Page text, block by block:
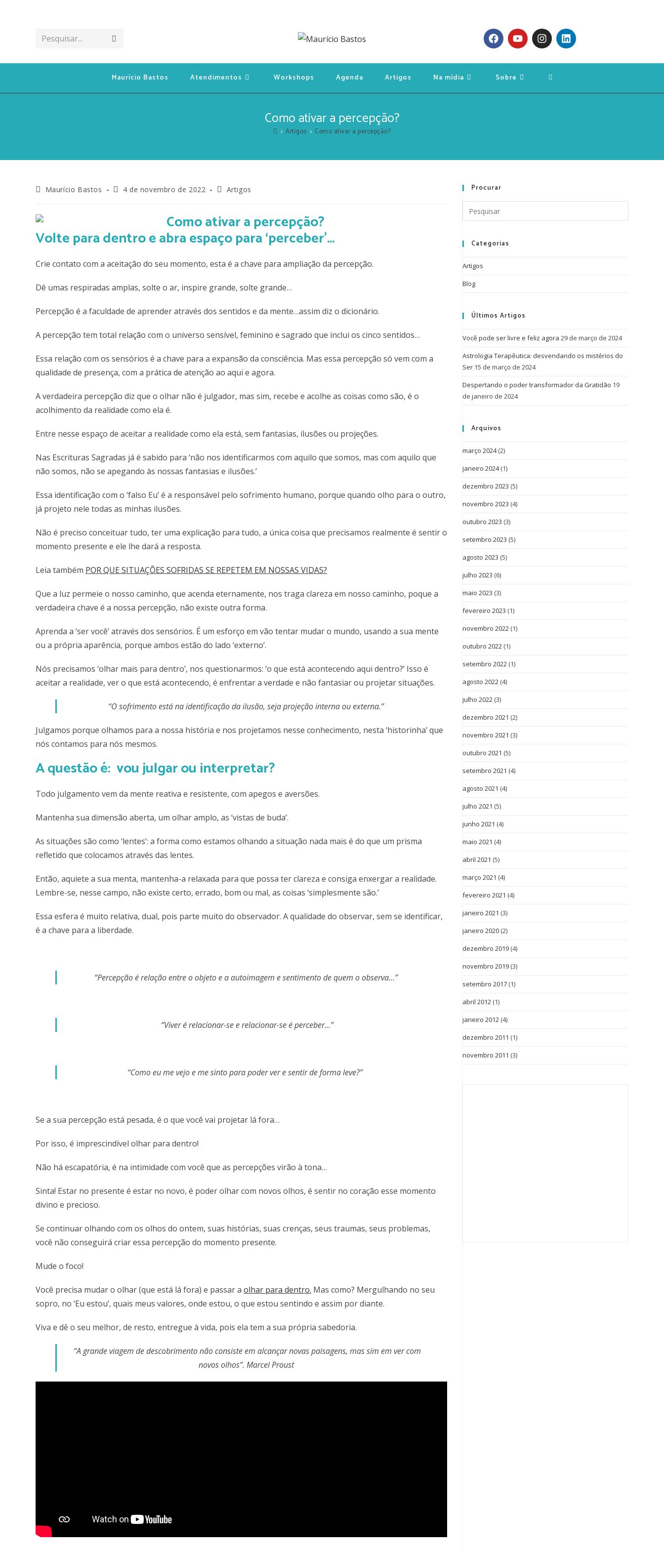
Pesquisar...
Maurício Bastos Atendimentos Workshops Agenda Artigos Na mídia Sobre
Como ativar a percepção?
> Artigos > Como ativar a percepção?
Maurício Bastos 4 de novembro de 2022 Artigos
Volte para dentro e abra espaço para ‘perceber’…
Crie contato com a aceitação do seu momento, esta é a chave para ampliação da percepção.
Dê umas respiradas amplas, solte o ar, inspire grande, solte grande…
Percepção é a faculdade de aprenderatravés dos sentidos e da mente…assim diz o dicionário.
A percepção tem total relação com o universo sensível, feminino e sagrado que inclui os cinco sentidos…
Essa relação com os sensórios é a chave para a expansão da consciência. Mas essa percepção só vem com a
qualidade de presença, com a prática de atenção ao aqui e agora.
A verdadeira percepção diz que o olhar não é julgador, mas sim, recebe e acolhe as coisas como são, é o
acolhimento da realidade como ela é.
Entre nesse espaço de aceitar a realidade como ela está, sem fantasias, ilusões ou projeções.
Nas Escrituras Sagradas já é sabido para ‘não nos identificarmos com aquilo que somos, mas com aquilo que
não somos, não se apegando às nossas fantasias e ilusões.’
Essa identificação com o ‘falso Eu’ é a responsável pelo sofrimento humano, porque quando olho para o outro,
já projeto nele todas as minhas ilusões.
Não é preciso conceituar tudo, ter uma explicação para tudo, a única coisa que precisamos realmente é sentir o
momento presente e ele lhe dará a resposta.
Leia também POR QUE SITUAÇÕES SOFRIDAS SE REPETEM EM NOSSAS VIDAS?
Que a luz permeie o nosso caminho, que acenda eternamente, nos traga clareza em nosso caminho, poque a
verdadeira chave é a nossa percepção, não existe outra forma.
Aprenda a ‘ser você’ através dos sensórios. É um esforço em vão tentar mudar o mundo, usando a sua mente
ou a própria aparência, porque ambos estão do lado ‘externo’.
Nós precisamos ‘olhar mais para dentro’, nos questionarmos: ‘o que está acontecendo aqui dentro?’ Isso é
aceitar a realidade, ver o que está acontecendo, é enfrentar a verdade e não fantasiar ou projetar situações.
“O sofrimento está na identificação da ilusão, seja projeção interna ou externa.”
Julgamos porque olhamos para a nossa história e nos projetamos nesse conhecimento, nesta ‘historinha’ que
nós contamos para nós mesmos.
A questão é: vou julgar ou interpretar?
Todo julgamento vem da mente reativa e resistente, com apegos e aversões.
Mantenha sua dimensão aberta, um olhar amplo, as ‘vistas de buda’.
As situações são como ‘lentes’: a forma como estamos olhando a situação nada mais é do que um prisma
refletido que colocamos através das lentes.
Então, aquiete a sua menta, mantenha-a relaxada para que possa ter clareza e consiga enxergar a realidade.
Lembre-se, nesse campo, não existe certo, errado, bom ou mal, as coisas ‘simplesmente são.’
Essa esfera é muito relativa, dual, pois parte muito do observador. A qualidade do observar, sem se identificar,
é a chave para a liberdade.
“Percepção é relação entre o objeto e a autoimagem e sentimento de quem o observa…”
“Viver é relacionar-se e relacionar-se é perceber…”
“Como eu me vejo e me sinto para poder ver e sentir de forma leve?”
Se a sua percepção está pesada, é o que você vai projetar lá fora…
Por isso, é imprescindível olhar para dentro!
Não há escapatória, é na intimidade com você que as percepções virão à tona…
Sinta! Estar no presente é estar no novo, é poder olhar com novos olhos, é sentir no coração esse momento
divino e precioso.
Se continuar olhando com os olhos do ontem, suas histórias, suas crenças, seus traumas, seus problemas,
você não conseguirá criar essa percepção do momento presente.
Mude o foco!
Você precisa mudar o olhar (que está lá fora) e passar a olhar para dentro. Mas como? Mergulhando no seu
sopro, no ‘Eu estou’, quais meus valores, onde estou, o que estou sentindo e assim por diante.
Viva e dê o seu melhor, de resto, entregue à vida, pois ela tem a sua própria sabedoria.
“A grande viagem de descobrimento não consiste em alcançar novas paisagens, mas sim em ver com
novos olhos”. Marcel Proust
Procurar
Categorias
Artigos
Blog
Últimos Artigos
Você pode ser livre e feliz agora 29 de março de 2024
Astrologia Terapêutica: desvendando os mistérios do
Ser 15 de março de 2024
Despertando o poder transformador da Gratidão 19
de janeiro de 2024
Arquivos
março 2024(2)
janeiro 2024(1)
dezembro 2023 (5)
novembro 2023 (4)
outubro 2023 (3)
setembro 2023 (5)
agosto 2023 (5)
julho 2023 (6)
maio 2023 (3)
fevereiro 2023 (1)
novembro 2022 (1)
outubro 2022 (1)
setembro 2022 (1)
agosto 2022 (4)
julho 2022 (3)
dezembro 2021 (2)
novembro 2021 (3)
outubro 2021 (5)
setembro 2021 (4)
agosto 2021 (4)
julho 2021 (5)
junho 2021 (4)
maio 2021 (4)
abril 2021 (5)
março 2021 (4)
fevereiro 2021 (4)
janeiro 2021 (3)
janeiro 2020 (2)
dezembro 2019 (4)
novembro 2019 (3)
setembro 2017 (1)
abril 2012 (1)
janeiro 2012 (4)
dezembro 2011 (1)
novembro 2011 (3)